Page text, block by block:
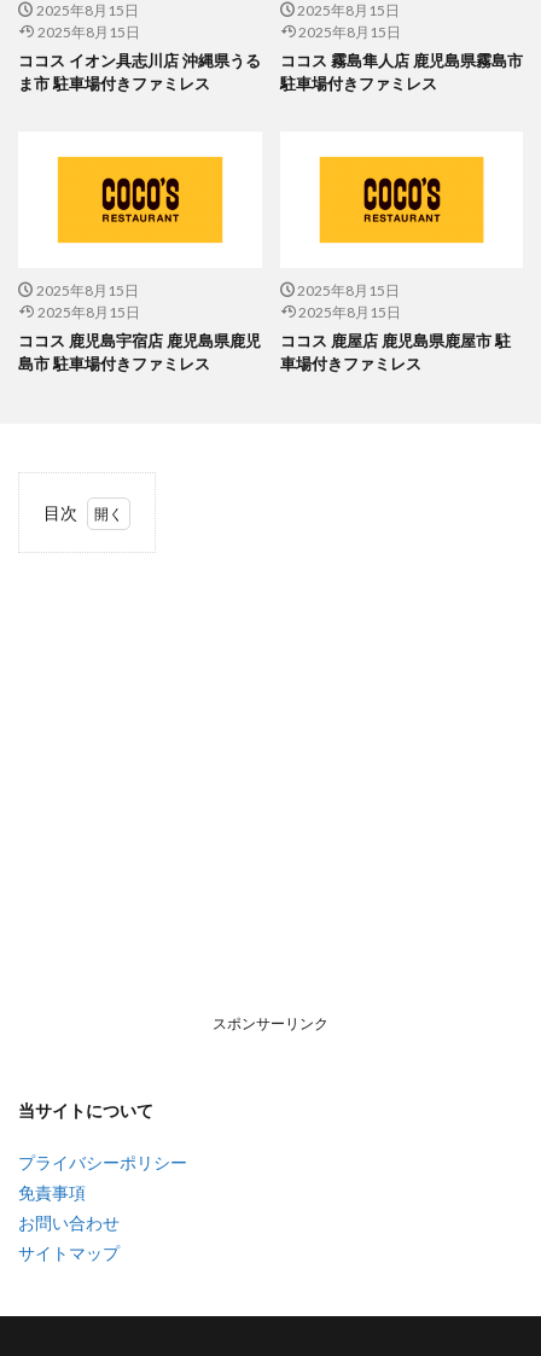
2025年8月15日
2025年8月15日
ココス イオン具志川店 沖縄県うる
ま市 駐車場付きファミレス
2025年8月15日
2025年8月15日
ココス 霧島隼人店 鹿児島県霧島市
駐車場付きファミレス
2025年8月15日
2025年8月15日
ココス 鹿児島宇宿店 鹿児島県鹿児
島市 駐車場付きファミレス
2025年8月15日
2025年8月15日
ココス 鹿屋店 鹿児島県鹿屋市 駐
車場付きファミレス
目次
スポンサーリンク
当サイトについて
プライバシーポリシー
免責事項
お問い合わせ
サイトマップ